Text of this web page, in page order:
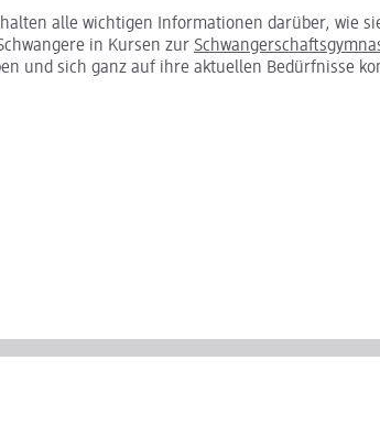
alle wichtigen Informationen darüber, wie
in Kursen zur
und sich ganz auf ihre aktuellen Bedürfnisse